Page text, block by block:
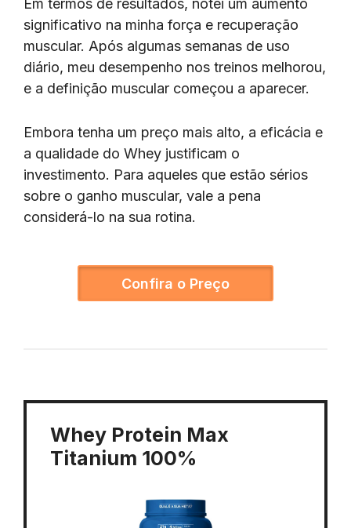
Em termos de resultados, notei um aumento
significativo na minha força e recuperação
muscular. Após algumas semanas de uso
diário, meu desempenho nos treinos melhorou,
e a definição muscular começou a aparecer.
Embora tenha um preço mais alto, a eficácia e
a qualidade do Whey justificam o
investimento. Para aqueles que estão sérios
sobre o ganho muscular, vale a pena
considerá-lo na sua rotina.
Confira o Preço
Whey Protein Max
Titanium 100%